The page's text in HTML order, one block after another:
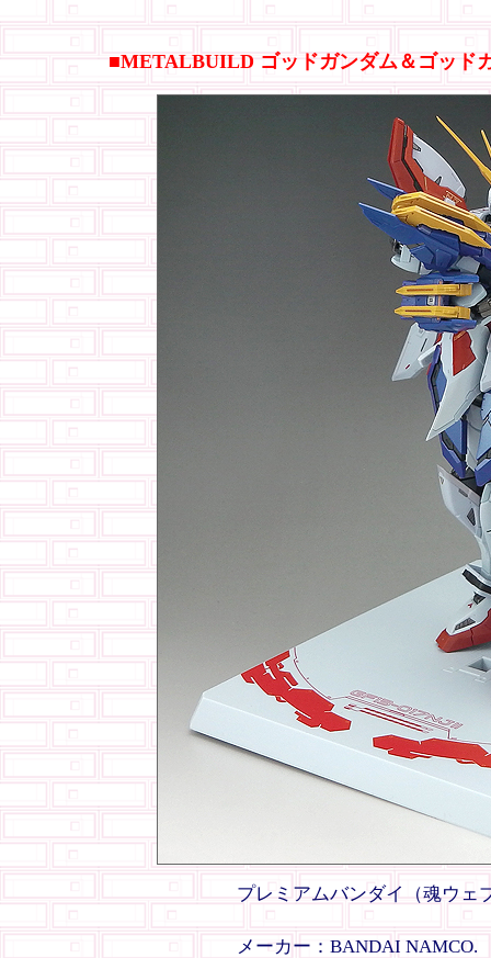
■METALBUILD ゴッドガンダム＆ゴッド
プレミアムバンダイ（魂ウェ
メーカー：BANDAI NAMCO.